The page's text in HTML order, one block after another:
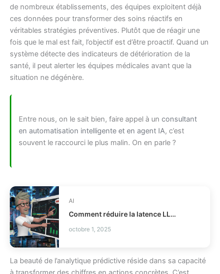
de nombreux établissements, des équipes exploitent déjà
ces données pour transformer des soins réactifs en
véritables stratégies préventives. Plutôt que de réagir une
fois que le mal est fait, l’objectif est d’être proactif. Quand un
système détecte des indicateurs de détérioration de la
santé, il peut alerter les équipes médicales avant que la
situation ne dégénère.
Entre nous, on le sait bien, faire appel à un consultant
en automatisation intelligente et en agent IA, c’est
souvent le raccourci le plus malin. On en parle ?
AI
Comment réduire la latence LLM et les coûts en production ?
octobre 1, 2025
La beauté de l’analytique prédictive réside dans sa capacité